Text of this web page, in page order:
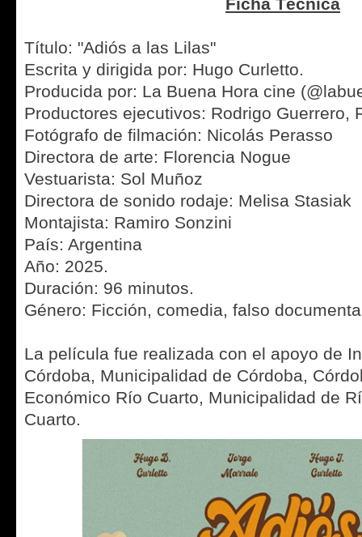
Ficha Técnica
Título: "Adiós a las Lilas"
Escrita y dirigida por: Hugo Curletto.
Producida por: La Buena Hora cine
Productores ejecutivos: Rodrigo Guerrero,
Fotógrafo de filmación: Nicolás Perasso
Directora de arte: Florencia Nogue
Vestuarista: Sol Muñoz
Directora de sonido rodaje: Melisa Stasiak
Montajista: Ramiro Sonzini
País: Argentina
Año: 2025.
Duración: 96 minutos.
Género: Ficción, comedia, falso
La película fue realizada con el apoyo de
Córdoba, Municipalidad de Córdoba,
Económico Río Cuarto, Municipalidad de
Cuarto.